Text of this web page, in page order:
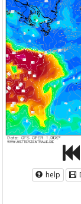
help